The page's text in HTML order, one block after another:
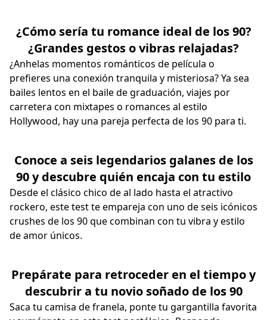
¿Cómo sería tu romance ideal de los 90?
¿Grandes gestos o vibras relajadas?
¿Anhelas momentos románticos de película o
prefieres una conexión tranquila y misteriosa? Ya sea
bailes lentos en el baile de graduación, viajes por
carretera con mixtapes o romances al estilo
Hollywood, hay una pareja perfecta de los 90 para ti.
Conoce a seis legendarios galanes de los
90 y descubre quién encaja con tu estilo
Desde el clásico chico de al lado hasta el atractivo
rockero, este test te empareja con uno de seis icónicos
crushes de los 90 que combinan con tu vibra y estilo
de amor únicos.
Prepárate para retroceder en el tiempo y
descubrir a tu novio soñado de los 90
Saca tu camisa de franela, ponte tu gargantilla favorita